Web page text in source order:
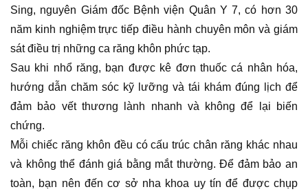
Sing, nguyên Giám đốc Bệnh viện Quân Y 7, có hơn 30
năm kinh nghiệm trực tiếp điều hành chuyên môn và giám
sát điều trị những ca răng khôn phức tạp.
Sau khi nhổ răng, bạn được kê đơn thuốc cá nhân hóa,
hướng dẫn chăm sóc kỹ lưỡng và tái khám đúng lịch để
đảm bảo vết thương lành nhanh và không để lại biến
chứng.
Mỗi chiếc răng khôn đều có cấu trúc chân răng khác nhau
và không thể đánh giá bằng mắt thường. Để đảm bảo an
toàn, bạn nên đến cơ sở nha khoa uy tín để được chụp